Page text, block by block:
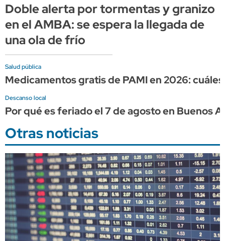
Doble alerta por tormentas y granizo
en el AMBA: se espera la llegada de
una ola de frío
Salud pública
Medicamentos gratis de PAMI en 2026:
Descanso local
Por qué es feriado el 7 de agosto en Buenos
Otras noticias